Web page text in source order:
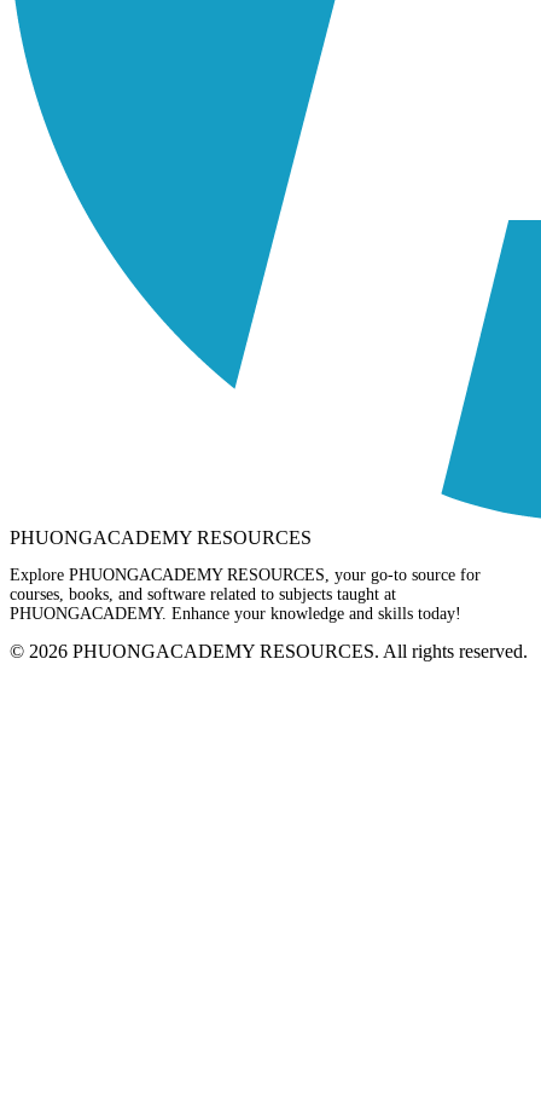
PHUONGACADEMY RESOURCES
Explore PHUONGACADEMY RESOURCES, your go-to source for
courses, books, and software related to subjects taught at
PHUONGACADEMY. Enhance your knowledge and skills today!
© 2026 PHUONGACADEMY RESOURCES. All rights reserved.